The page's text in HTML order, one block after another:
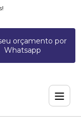
orçamento por
Whatsapp